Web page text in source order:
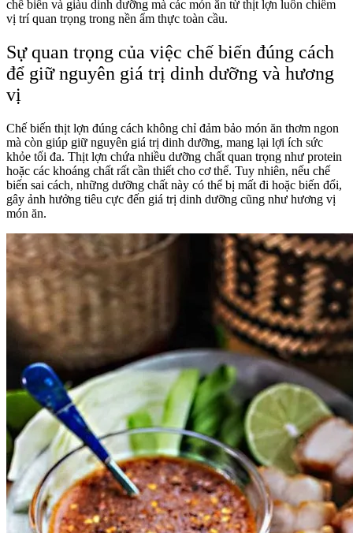
chế biến và giàu dinh dưỡng mà các món ăn từ thịt lợn luôn chiếm
vị trí quan trọng trong nền ẩm thực toàn cầu.
Sự quan trọng của việc chế biến đúng cách
để giữ nguyên giá trị dinh dưỡng và hương
vị
Chế biến thịt lợn đúng cách không chỉ đảm bảo món ăn thơm ngon
mà còn giúp giữ nguyên giá trị dinh dưỡng, mang lại lợi ích sức
khỏe tối đa. Thịt lợn chứa nhiều dưỡng chất quan trọng như protein
hoặc các khoáng chất rất cần thiết cho cơ thể. Tuy nhiên, nếu chế
biến sai cách, những dưỡng chất này có thể bị mất đi hoặc biến đổi,
gây ảnh hưởng tiêu cực đến giá trị dinh dưỡng cũng như hương vị
món ăn.